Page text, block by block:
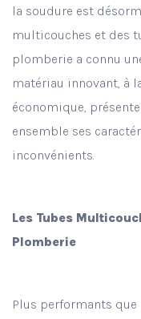
la soudure est
multicouches et des
plomberie a connu
matériau innovant, à
économique,
ensemble ses
inconvénients.
Les Tubes
Plomberie
Plus performants que